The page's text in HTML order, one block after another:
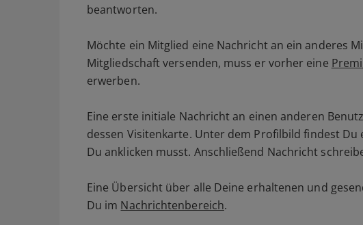
beantworten.
Möchte ein Mitglied eine Nachricht an ein anderes
Mitgliedschaft versenden, muss er vorher eine
erwerben.
Eine erste initiale Nachricht an einen anderen
dessen Visitenkarte. Unter dem Profilbild findest Du
Du anklicken musst. Anschließend Nachricht
Eine Übersicht über alle Deine erhaltenen und
Du im Nachrichtenbereich.